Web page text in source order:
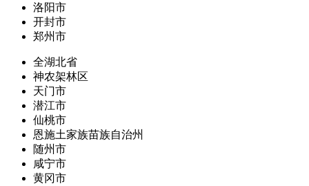
洛阳市
开封市
郑州市
全湖北省
神农架林区
天门市
潜江市
仙桃市
恩施土家族苗族自治州
随州市
咸宁市
黄冈市